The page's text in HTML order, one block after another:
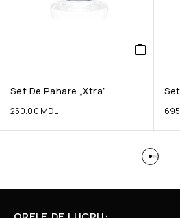
Set De Pahare „Xtra”
250.00 MDL